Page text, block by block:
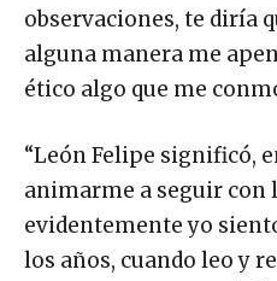
observaciones, te diría
alguna manera me
ético algo que me
“León Felipe significó,
animarme a seguir con
evidentemente yo
los años, cuando leo y